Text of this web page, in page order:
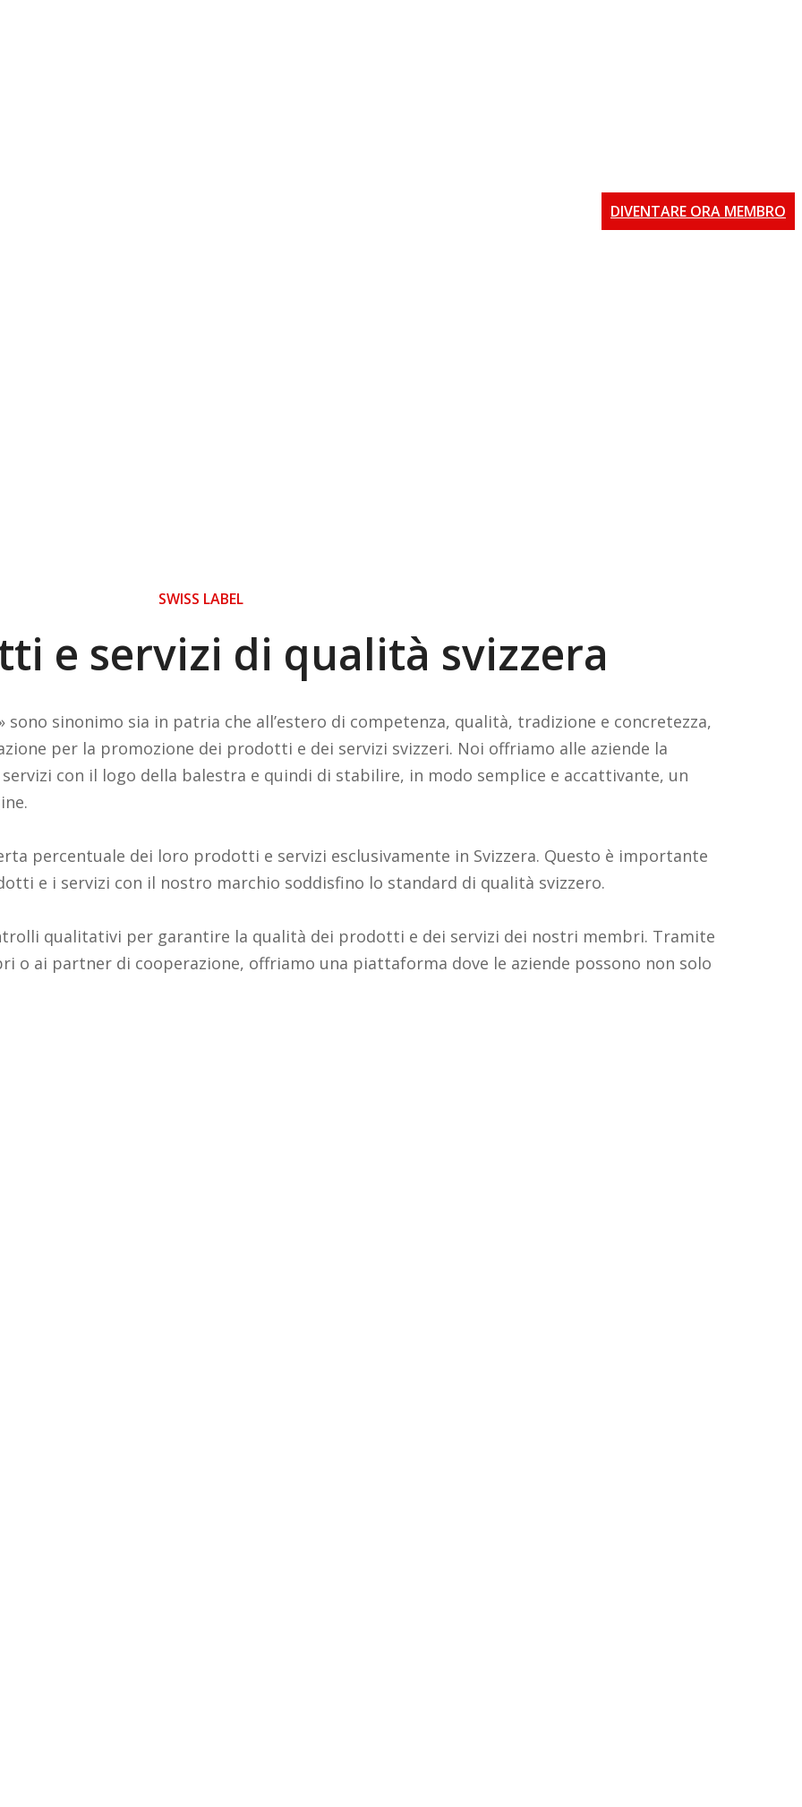
DIVENTARE ORA MEMBRO
SWISS LABEL
e servizi di qualità svizzera
sinonimo sia in patria che all’estero di competenza, qualità, tradizione e concretezza,
per la promozione dei prodotti e dei servizi svizzeri. Noi offriamo alle aziende la
con il logo della balestra e quindi di stabilire, in modo semplice e accattivante, un
percentuale dei loro prodotti e servizi esclusivamente in Svizzera. Questo è importante
e i servizi con il nostro marchio soddisfino lo standard di qualità svizzero.
qualitativi per garantire la qualità dei prodotti e dei servizi dei nostri membri. Tramite
o ai partner di cooperazione, offriamo una piattaforma dove le aziende possono non solo